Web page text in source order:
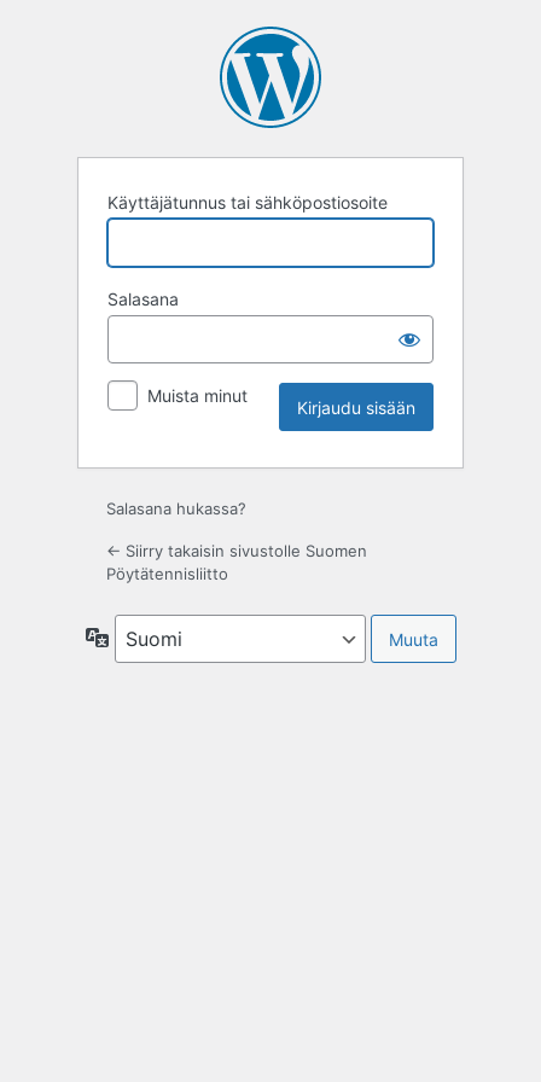
Käyttäjätunnus tai sähköpostiosoite
Salasana
Muista minut
Salasana hukassa?
← Siirry takaisin sivustolle Suomen
Pöytätennisliitto
Kieli